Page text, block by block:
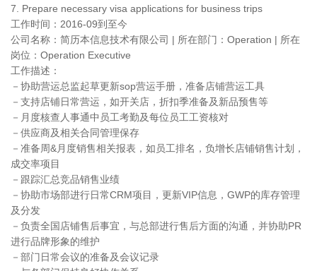
7. Prepare necessary visa applications for business trips
工作时间：2016-09到至今
公司名称：简历本信息技术有限公司 | 所在部门：Operation | 所在
岗位：Operation Executive
工作描述：
－协助营运总监起草更新sop营运手册，准备店铺营运工具
－支持店铺日常营运，如开关店，折扣季准备及新品预售等
－月度核查人事通中员工考勤及每位员工工资核对
－供应商及相关合同管理保存
－准备周&月度销售相关报表，如员工排名，负增长店铺销售计划，
成交率项目
－跟踪汇总竞品销售业绩
－协助市场部进行日常CRM项目，更新VIP信息，GWP的库存管理
及分发
－负责全国店铺售后事宜，与总部进行售后方面的沟通，并协助PR
进行品牌形象的维护
－部门日常会议的准备及会议记录